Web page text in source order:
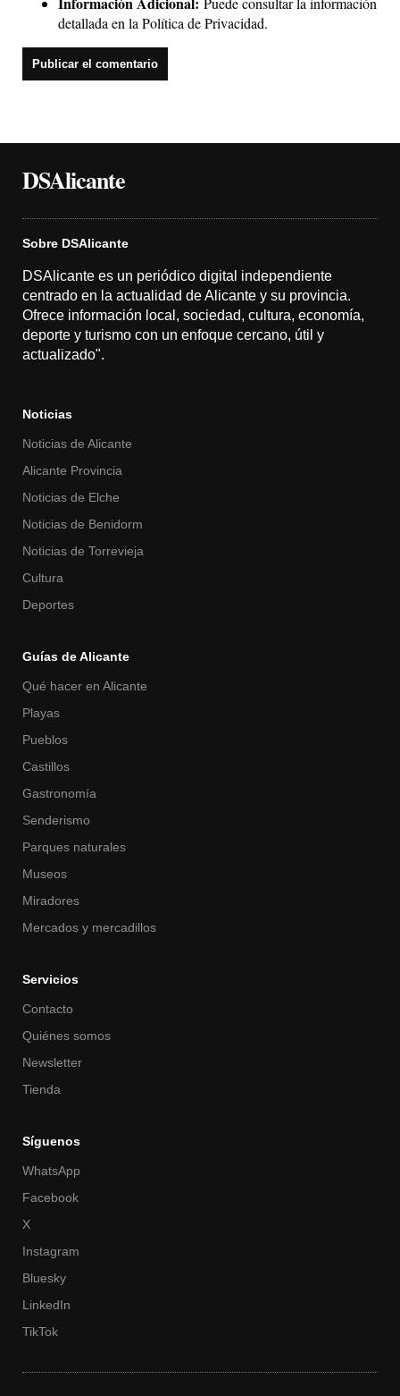
detallada en laPolítica de Privacidad.
DSAlicante
Sobre DSAlicante
DSAlicante es un periódico digital independiente
centrado en la actualidad de Alicante y su provincia.
Ofrece información local, sociedad, cultura, economía,
deporte y turismo con un enfoque cercano, útil y
actualizado".
Noticias
Noticias de Alicante
Alicante Provincia
Noticias de Elche
Noticias de Benidorm
Noticias de Torrevieja
Cultura
Deportes
Guías de Alicante
Qué hacer en Alicante
Playas
Pueblos
Castillos
Gastronomía
Senderismo
Parques naturales
Museos
Miradores
Mercados y mercadillos
Servicios
Contacto
Quiénes somos
Newsletter
Tienda
Síguenos
WhatsApp
Facebook
X
Instagram
Bluesky
LinkedIn
TikTok